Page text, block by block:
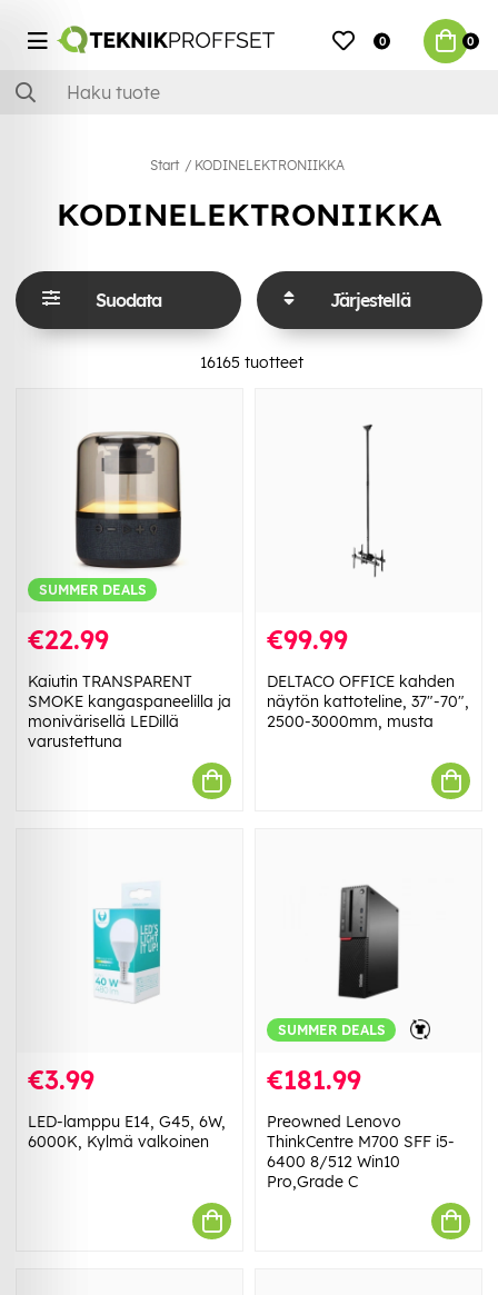
0 0
Start KODINELEKTRONIIKKA
KODINELEKTRONIIKKA
Suodata Järjestellä
16165 tuotteet
SUMMER DEALS
€22.99
Kaiutin TRANSPARENT
SMOKE kangaspaneelilla ja
monivärisellä LEDillä
varustettuna
€99.99
DELTACO OFFICE kahden
näytön kattoteline, 37"-70",
2500-3000mm, musta
€3.99
LED-lamppu E14, G45, 6W,
6000K, Kylmä valkoinen
SUMMER DEALS
€181.99
Preowned Lenovo
ThinkCentre M700 SFF i5-
6400 8/512 Win10
Pro,Grade C